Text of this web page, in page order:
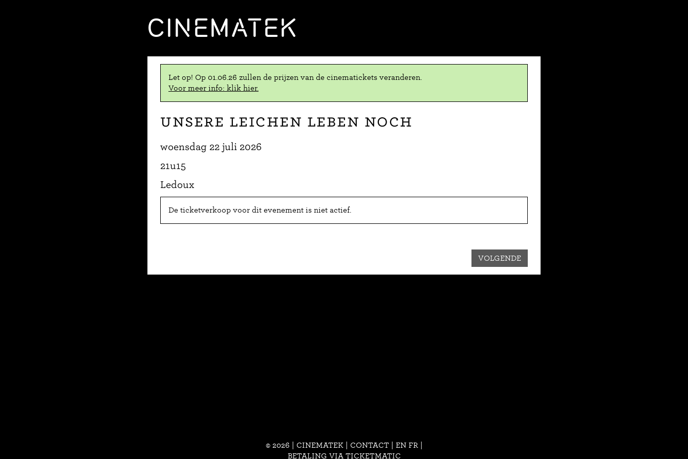
CINEMATEK
Let op! Op 01.06.26 zullen de prijzen van de cinematickets veranderen.
Voor meer info: klik hier.
Unsere Leichen leben noch
woensdag 22 juli 2026
21u15
Ledoux
De ticketverkoop voor dit evenement is niet actief.
VOLGENDE
© 2026 | CINEMATEK | CONTACT| EN FR
BETALING VIA TICKETMATIC